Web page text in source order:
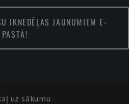
IKNEDĒĻAS JAUNUMIEM E-
PASTĀ!
uz sākumu